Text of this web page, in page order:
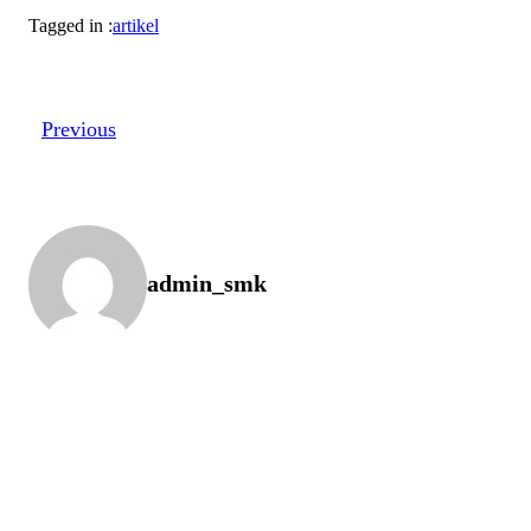
Tagged in :artikel
Previous
admin_smk